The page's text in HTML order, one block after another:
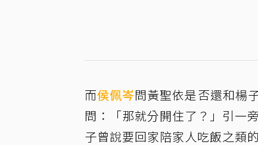
而侯佩岑問黃聖依是否還和楊
問：「那就分開住了？」引一
子曾說要回家陪家人吃飯之類